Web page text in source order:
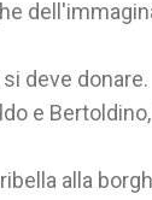
deve donare.
e
alla